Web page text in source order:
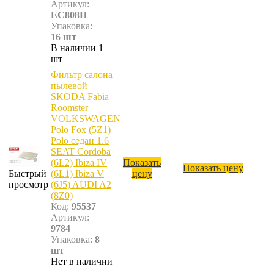
Артикул:
EC808П
Упаковка:
16 шт
В наличии 1
шт
Быстрый
просмотр
Фильтр салона
пылевой
SKODA Fabia
Roomster
VOLKSWAGEN
Polo Fox (5Z1)
Polo cедан 1.6
SEAT Cordoba
(6L2) Ibiza IV
(6L1) Ibiza V
(6J5) AUDI A2
(8Z0)
Код: 95537
Артикул:
9784
Упаковка: 8
шт
Нет в наличии
Показать
цену
Показать цену